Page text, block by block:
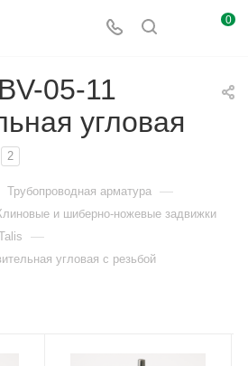
0
05-11
угловая
2
Трубопроводная арматура —
и шиберно-ножевые задвижки
—
угловая с резьбой